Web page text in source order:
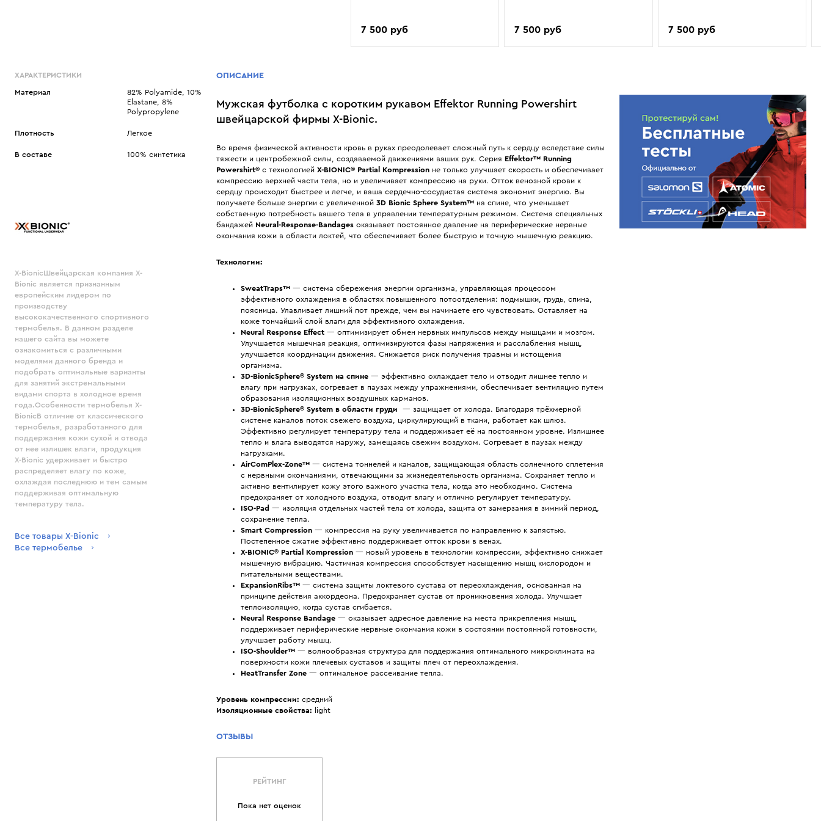
7 500 руб 7 500 руб 7 500 руб
ХАРАКТЕРИСТИКИ
Материал
82% Polyamide, 10%
Elastane, 8%
Polypropylene
Плотность Легкое
В составе 100% синтетика
X-BionicШвейцарская компания X-
Bionic является признанным
европейским лидером по
производству
высококачественного спортивного
термобелья. В данном разделе
нашего сайта вы можете
ознакомиться с различными
моделями данного бренда и
подобрать оптимальные варианты
для занятий экстремальными
видами спорта в холодное время
года.Особенности термобелья X-
BionicВ отличие от классического
термобелья, разработанного для
поддержания кожи сухой и отвода
от нее излишек влаги, продукция
X-Bionic удерживает и быстро
распределяет влагу по коже,
охлаждая последнюю и тем самым
поддерживая оптимальную
температуру тела.
Все товары X-Bionic
Все термобелье
ОПИСАНИЕ
Мужская футболка с коротким рукавом Effektor Running Powershirt
швейцарской фирмы X-Bionic.
Во время физической активности кровь в руках преодолевает сложный путь к сердцу вследствие силы
тяжести и центробежной силы, создаваемой движениями ваших рук. Серия Effektor™ Running
Powershirt® с технологией X-BIONIC® Partial Kompression не только улучшает скорость и обеспечивает
компрессию верхней части тела, но и увеличивает компрессию на руки. Отток венозной крови к
сердцу происходит быстрее и легче, и ваша сердечно-сосудистая система экономит энергию. Вы
получаете больше энергии с увеличенной 3D Bionic Sphere System™ на спине, что уменьшает
собственную потребность вашего тела в управлении температурным режимом. Система специальных
бандажей Neural-Response-Bandages оказывает постоянное давление на периферические нервные
окончания кожи в области локтей, что обеспечивает более быструю и точную мышечную реакцию.
Технологии:
SweatTraps™ — система сбережения энергии организма, управляющая процессом
эффективного охлаждения в областях повышенного потоотделения: подмышки, грудь, спина,
поясница. Улавливает лишний пот прежде, чем вы начинаете его чувствовать. Оставляет на
коже тончайший слой влаги для эффективного охлаждения.
Neural Response Effect — оптимизирует обмен нервных импульсов между мышцами и мозгом.
Улучшается мышечная реакция, оптимизируются фазы напряжения и расслабления мышц,
улучшается координации движения. Снижается риск получения травмы и истощения
организма.
3D-BionicSphere® System на спине — эффективно охлаждает тело и отводит лишнее тепло и
влагу при нагрузках, согревает в паузах между упражнениями, обеспечивает вентиляцию путем
образования изоляционных воздушных карманов.
3D-BionicSphere® System в области груди
— защищает от холода. Благодаря трёхмерной
системе каналов поток свежего воздуха, циркулирующий в ткани, работает как шлюз.
Эффективно регулирует температуру тела и поддерживает её на постоянном уровне. Излишнее
тепло и влага выводятся наружу, замещаясь свежим воздухом. Согревает в паузах между
нагрузками.
AirComPlex-Zone™ — система тоннелей и каналов, защищающая область солнечного сплетения
с нервными окончаниями, отвечающими за жизнедеятельность организма. Сохраняет тепло и
активно вентилирует кожу этого важного участка тела, когда это необходимо. Система
предохраняет от холодного воздуха, отводит влагу и отлично регулирует температуру.
ISO-Pad — изоляция отдельных частей тела от холода, защита от замерзания в зимний период,
сохранение тепла.
Smart Compression — компрессия на руку увеличивается по направлению к запястью.
Постепенное сжатие эффективно поддерживает отток крови в венах.
X-BIONIC® Partial Kompression — новый уровень в технологии компрессии, эффективно снижает
мышечную вибрацию. Частичная компрессия способствует насыщению мышц кислородом и
питательными веществами.
ExpansionRibs™ — система защиты локтевого сустава от переохлаждения, основанная на
принципе действия аккордеона. Предохраняет сустав от проникновения холода. Улучшает
теплоизоляцию, когда сустав сгибается.
Neural Response Bandage — оказывает адресное давление на места прикрепления мышц,
поддерживает периферические нервные окончания кожи в состоянии постоянной готовности,
улучшает работу мышц.
ISO-Shoulder™ — волнообразная структура для поддержания оптимального микроклимата на
поверхности кожи плечевых суставов и защиты плеч от переохлаждения.
HeatTransfer Zone — оптимальное рассеивание тепла.
Уровень компрессии: средний
Изоляционные свойства: light
ОТЗЫВЫ
РЕЙТИНГ
Пока нет оценок